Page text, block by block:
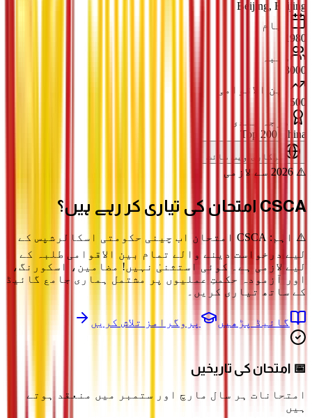
Beijing, Beijing
قیام
1980
طلبہ
8000
بین الاقوامی
500
درجہ بندی
Top 200 China
سرکاری ویب سائٹ
⚠️ 2026 سے لازمی
CSCA امتحان کی تیاری کر رہے ہیں؟
⚠️ اہم: CSCA امتحان اب چینی حکومتی اسکالرشپس کے
لیے درخواست دینے والے تمام بین الاقوامی طلبہ کے
لیے لازمی ہے۔ کوئی استثنیٰ نہیں! مضامین، اسکورنگ،
اور آزمودہ حکمتِ عملیوں پر مشتمل ہماری جامع گائیڈ
کے ساتھ تیاری کریں۔
گائیڈ پڑھیں پروگرامز تلاش کریں
📅 امتحان کی تاریخیں
امتحانات ہر سال مارچ اور ستمبر میں منعقد ہوتے
ہیں